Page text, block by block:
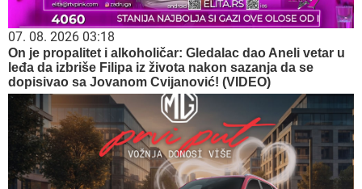
07. 08. 2026 03:18
On je propalitet i alkoholičar: Gledalac dao Aneli vetar u
leđa da izbriše Filipa iz života nakon sazanja da se
dopisivao sa Jovanom Cvijanović! (VIDEO)